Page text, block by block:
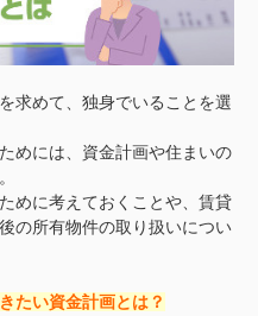
求めて、独身でいることを選
めには、資金計画や住まいの
めに考えておくことや、賃貸
の所有物件の取り扱いについ
たい資金計画とは？